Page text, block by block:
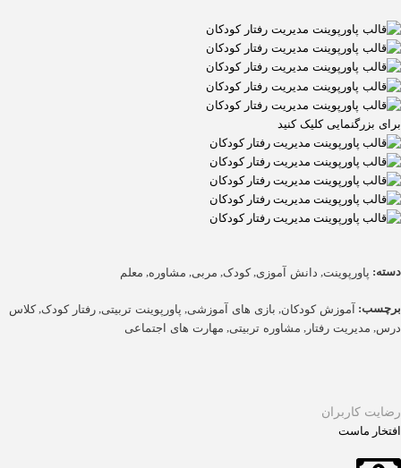
برای بزرگنمایی کلیک کنید
دسته: پاورپوینت, دانش آموزی, کودک, مربی, مشاوره, معلم
برچسب: آموزش کودکان, بازی های آموزشی, پاورپوینت تربیتی, رفتار کودک, کلاس
درس, مدیریت رفتار , مشاوره تربیتی, مهارت های اجتماعی
رضایت کاربران
افتخار ماست